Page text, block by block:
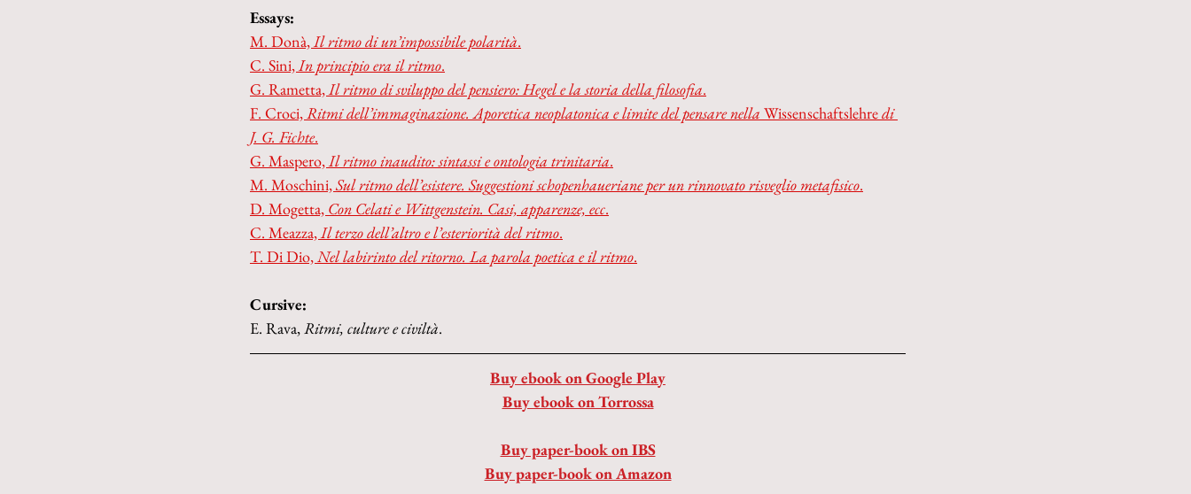
Essays:
M. Donà, Il ritmo di un’impossibile polarità.
C. Sini, In principio era il ritmo.
G. Rametta, Il ritmo di sviluppo del pensiero: Hegel e la storia della filosofia.
F. Croci, Ritmi dell’immaginazione. Aporetica neoplatonica e limite del pensare nella Wissenschaftslehre di
J. G. Fichte.
G. Maspero, Il ritmo inaudito: sintassi e ontologia trinitaria.
M. Moschini, Sul ritmo dell’esistere. Suggestioni schopenhaueriane per un rinnovato risveglio metafisico.
D. Mogetta, Con Celati e Wittgenstein. Casi, apparenze, ecc.
C. Meazza, Il terzo dell’altro e l’esteriorità del ritmo.
T. Di Dio, Nel labirinto del ritorno. La parola poetica e il ritmo.
Cursive:
E. Rava, Ritmi, culture e civiltà.
Buy ebook on Google Play
Buy ebook on Torrossa
Buy paper-book on IBS
Buy paper-book on Amazon